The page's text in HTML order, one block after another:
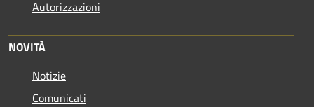
Autorizzazioni
NOVITÀ
Notizie
Comunicati